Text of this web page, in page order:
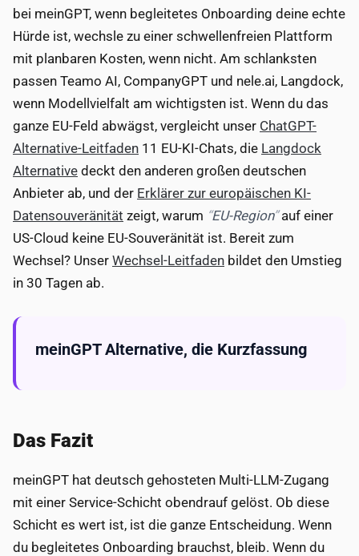
bei meinGPT, wenn begleitetes Onboarding deine echte
Hürde ist, wechsle zu einer schwellenfreien Plattform
mit planbaren Kosten, wenn nicht. Am schlanksten
passen Teamo AI, CompanyGPT und nele.ai, Langdock,
wenn Modellvielfalt am wichtigsten ist. Wenn du das
ganze EU-Feld abwägst, vergleicht unser ChatGPT-
Alternative-Leitfaden 11 EU-KI-Chats, die Langdock
Alternative deckt den anderen großen deutschen
Anbieter ab, und der Erklärer zur europäischen KI-
Datensouveränität zeigt, warum EU-Region auf einer
US-Cloud keine EU-Souveränität ist. Bereit zum
Wechsel? Unser Wechsel-Leitfaden bildet den Umstieg
in 30 Tagen ab.
meinGPT Alternative, die Kurzfassung
Das Fazit
meinGPT hat deutsch gehosteten Multi-LLM-Zugang
mit einer Service-Schicht obendrauf gelöst. Ob diese
Schicht es wert ist, ist die ganze Entscheidung. Wenn
du begleitetes Onboarding brauchst, bleib. Wenn du